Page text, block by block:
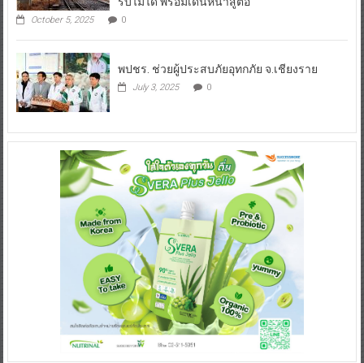
October 5, 2025 0
พปชร. ช่วยผู้ประสบภัยอุทกภัย จ.เชียงราย
July 3, 2025 0